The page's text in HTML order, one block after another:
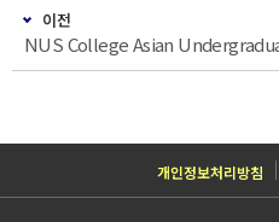
이전
NUS College Asian
개인정보처리방침